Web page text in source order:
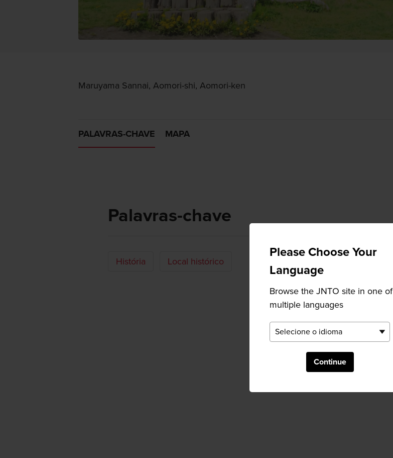
Please Choose Your
Language
Browse the JNTO site in one of
multiple languages
Continue
Maruyama Sannai, Aomori-shi, Aomori-ken
PALAVRAS-CHAVE MAPA
Palavras-chave
História Local histórico